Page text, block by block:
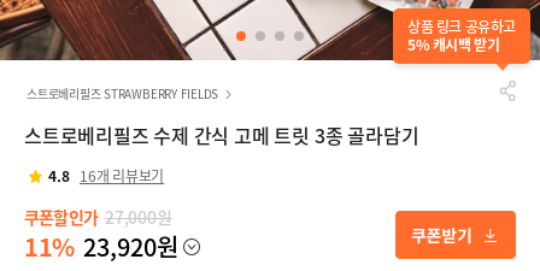
상품 링크 공유하고
5% 캐시백 받기
스트로베리필즈 STRAWBERRY FIELDS
스트로베리필즈 수제 간식 고메 트릿 3종 골라담기
4.8 16개 리뷰보기
쿠폰할인가 27,000원
11% 23,920원